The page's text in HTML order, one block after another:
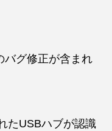
バグ修正が含まれ
たUSBハブが認識